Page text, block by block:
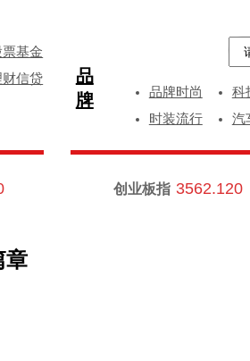
票基金
财信贷
品
牌
品牌时尚
科
时装流行
汽
创业板指 3562.120
章